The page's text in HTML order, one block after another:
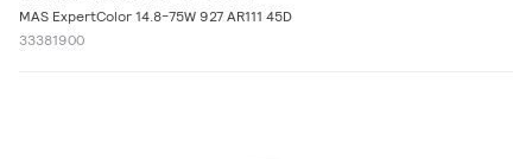
MAS ExpertColor 14.8-75W 927 AR111 45D
33381900